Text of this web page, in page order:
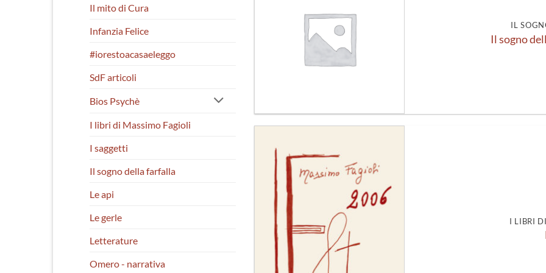
Il mito di Cura
Infanzia Felice
#iorestoacasaeleggo
SdF articoli
Bios Psychè
I libri di Massimo Fagioli
I saggetti
Il sogno della farfalla
Le api
Le gerle
Letterature
Omero - narrativa
IL
Il sogno
alla lista
desideri
I LIBRI